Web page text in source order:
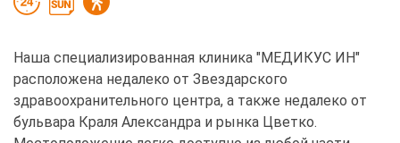
Наша специализированная клиника "МЕДИКУС ИН"
расположена недалеко от Звездарского
здравоохранительного центра, а также недалеко от
бульвара Краля Александра и рынка Цветко.